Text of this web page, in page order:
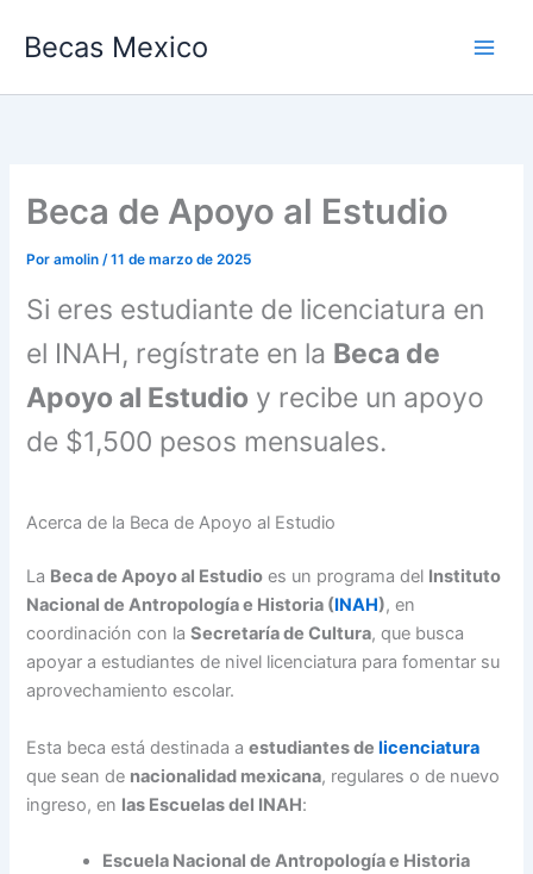
Becas Mexico
Beca de Apoyo al Estudio
Poramolin/11 de marzo de 2025
Si eres estudiante de licenciatura en
el INAH, regístrate en la Beca de
Apoyo al Estudio y recibe un apoyo
de $1,500 pesos mensuales.
Acerca de la Beca de Apoyo al Estudio
La Beca de Apoyo al Estudio es un programa del Instituto
Nacional de Antropología e Historia (INAH), en
coordinación con laSecretaría de Cultura, que busca
apoyar a estudiantes de nivel licenciatura para fomentar su
aprovechamiento escolar.
Esta beca está destinada aestudiantes delicenciatura
que sean de nacionalidad mexicana, regulares o de nuevo
ingreso, en las Escuelas del INAH:
Escuela Nacional de Antropología e Historia